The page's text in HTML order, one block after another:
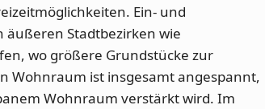
Ein- und
Stadtbezirken wie
wo größere Grundstücke zur
Wohnraum ist insgesamt angespannt,
Wohnraum verstärkt wird. Im